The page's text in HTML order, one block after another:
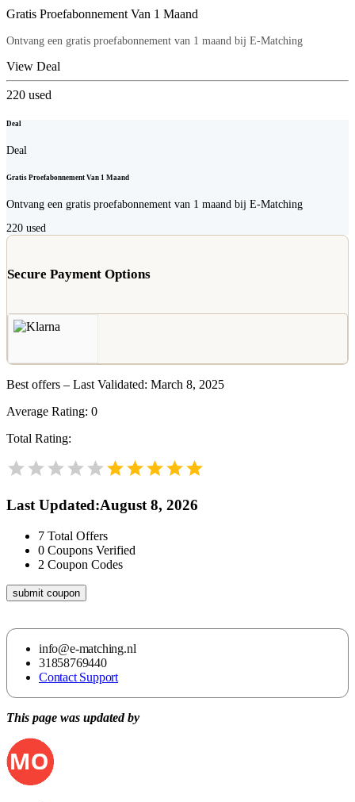
Gratis Proefabonnement Van 1 Maand
Ontvang een gratis proefabonnement van 1 maand bij E-Matching
View Deal
220 used
Deal
Deal
Gratis Proefabonnement Van 1 Maand
Ontvang een gratis proefabonnement van 1 maand bij E-Matching
220 used
Secure Payment Options
Best offers – Last Validated: March 8, 2025
Average Rating: 0
Total Rating:
Last Updated:August 8, 2026
7 Total Offers
0 Coupons Verified
2 Coupon Codes
submit coupon
info@e-matching.nl
31858769440
Contact Support
This page was updated by